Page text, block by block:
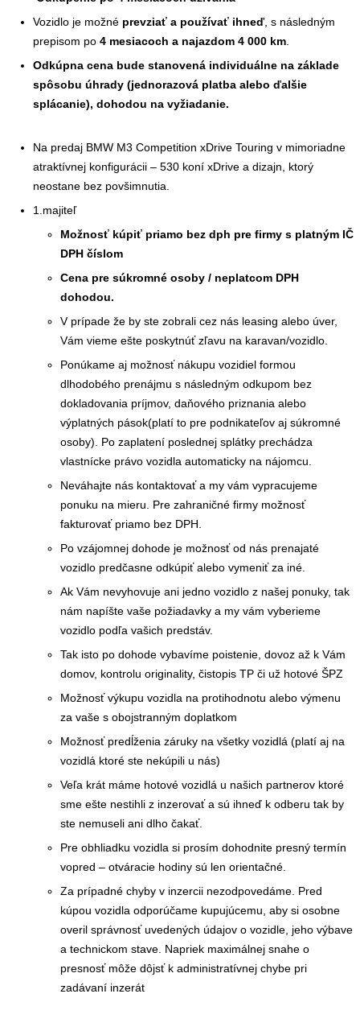
Vozidlo je možné prevziať a používať ihneď , s následným
prepisom po4 mesiacoch a najazdom 4 000 km
Odkúpna cena bude stanovená individuálne na základe
spôsobu úhrady (jednorazová platba alebo ďalšie
splácanie), dohodou na vyžiadanie.
Na predaj BMW M3 Competition xDrive Touring v mimoriadne
atraktívnej konfigurácii – 530 koní xDrive a dizajn, ktorý
neostane bez povšimnutia.
1.majiteľ
Možnosť kúpiť priamo bez dph pre firmy s platným IČ
DPH číslom
Cena pre súkromné osoby / neplatcom DPH
dohodou.
V prípade že by ste zobrali cez nás leasing alebo úver,
Vám vieme ešte poskytnúť zľavu na karavan/vozidlo.
Ponúkame aj možnosť nákupu vozidiel formou
dlhodobého prenájmu s následným odkupom bez
dokladovania príjmov, daňového priznania alebo
výplatných pások(platí to pre podnikateľov aj súkromné
osoby). Po zaplatení poslednej splátky prechádza
vlastnícke právo vozidla automaticky na nájomcu.
Neváhajte nás kontaktovať a my vám vypracujeme
ponuku na mieru. Pre zahraničné firmy možnosť
fakturovať priamo bez DPH.
Po vzájomnej dohode je možnosť od nás prenajaté
vozidlo predčasne odkúpiť alebo vymeniť za iné.
Ak Vám nevyhovuje ani jedno vozidlo z našej ponuky, tak
nám napíšte vaše požiadavky a my vám vyberieme
vozidlo podľa vašich predstáv.
Tak isto po dohode vybavíme poistenie, dovoz až k Vám
domov, kontrolu originality, čistopis TP či už hotové ŠPZ
Možnosť výkupu vozidla na protihodnotu alebo výmenu
za vaše s obojstranným doplatkom
Možnosť predĺženia záruky na všetky vozidlá (platí aj na
vozidlá ktoré ste nekúpili u nás)
Veľa krát máme hotové vozidlá u našich partnerov ktoré
sme ešte nestihli z inzerovať a sú ihneď k odberu tak by
ste nemuseli ani dlho čakať.
Pre obhliadku vozidla si prosím dohodnite presný termín
vopred – otváracie hodiny sú len orientačné.
Za prípadné chyby v inzercii nezodpovedáme. Pred
kúpou vozidla odporúčame kupujúcemu, aby si osobne
overil správnosť uvedených údajov o vozidle, jeho výbave
a technickom stave. Napriek maximálnej snahe o
presnosť môže dôjsť k administratívnej chybe pri
zadávaní inzerát